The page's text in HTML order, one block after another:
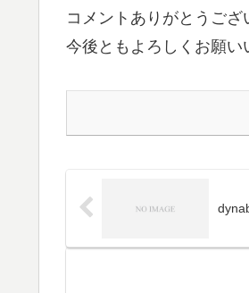
コメントありがとうござ
今後ともよろしくお願い